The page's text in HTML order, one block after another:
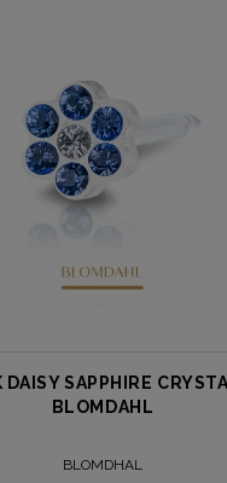
DAISY SAPPHIRE
BLOMDAHL
BLOMDHAL